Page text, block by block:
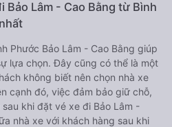
Bảo Lâm - Cao Bằng từ Bình
Phước Bảo Lâm - Cao Bằng giúp
lựa chọn. Đây cũng có thể là một
không biết nên chọn nhà xe
cạnh đó, việc đảm bảo giữ chỗ,
khi đặt vé xe đi Bảo Lâm -
nhà xe với khách hàng sau khi